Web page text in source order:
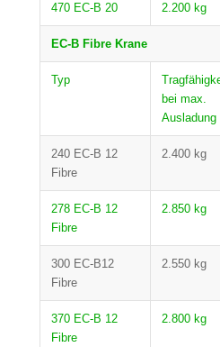
470 EC-B 20 2.200 kg
EC-B Fibre Krane
Typ
bei max.
Ausladung
240 EC-B 12
Fibre
2.400 kg
278 EC-B 12
Fibre
2.850 kg
300 EC-B12
Fibre
2.550 kg
370 EC-B 12
Fibre
2.800 kg